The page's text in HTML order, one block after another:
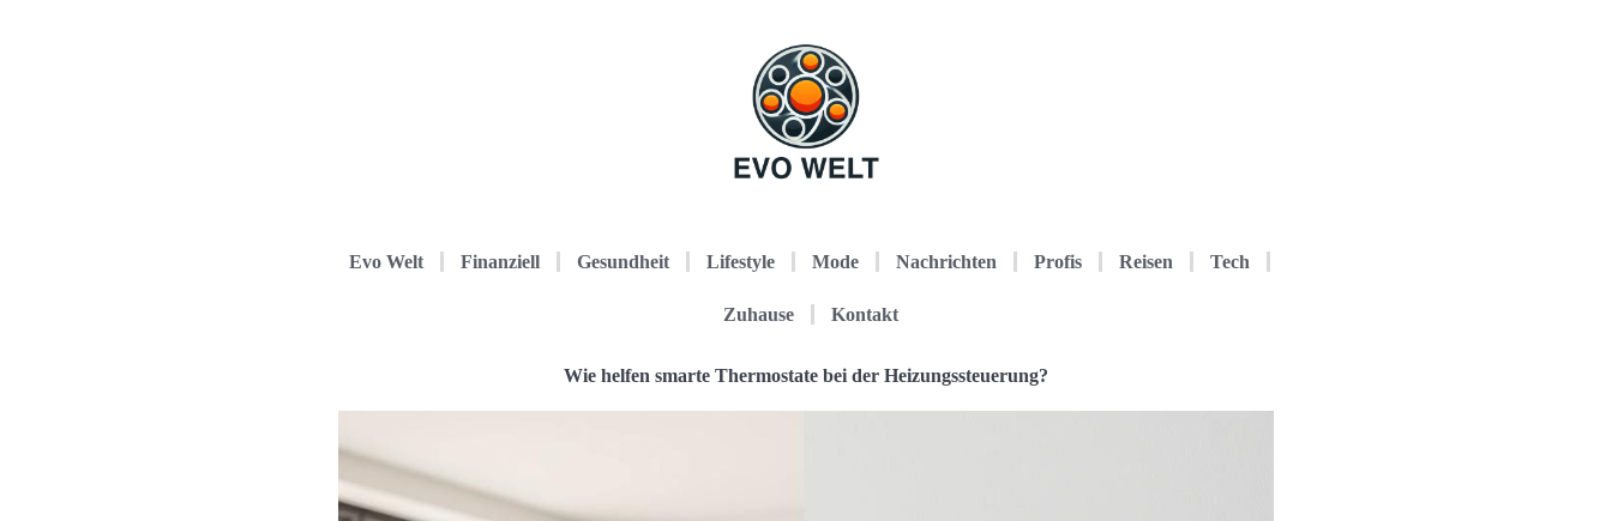
Evo Welt Finanziell Gesundheit Lifestyle Mode Nachrichten Profis Reisen Tech
Zuhause Kontakt
Wie helfen smarte Thermostate bei der Heizungssteuerung?